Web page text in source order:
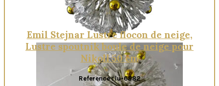
Emil Stejnar Lustre flocon de neige,
Lustre spoutnik boule de neige pour
Nikoll 50 cm
Reference : lu-6882